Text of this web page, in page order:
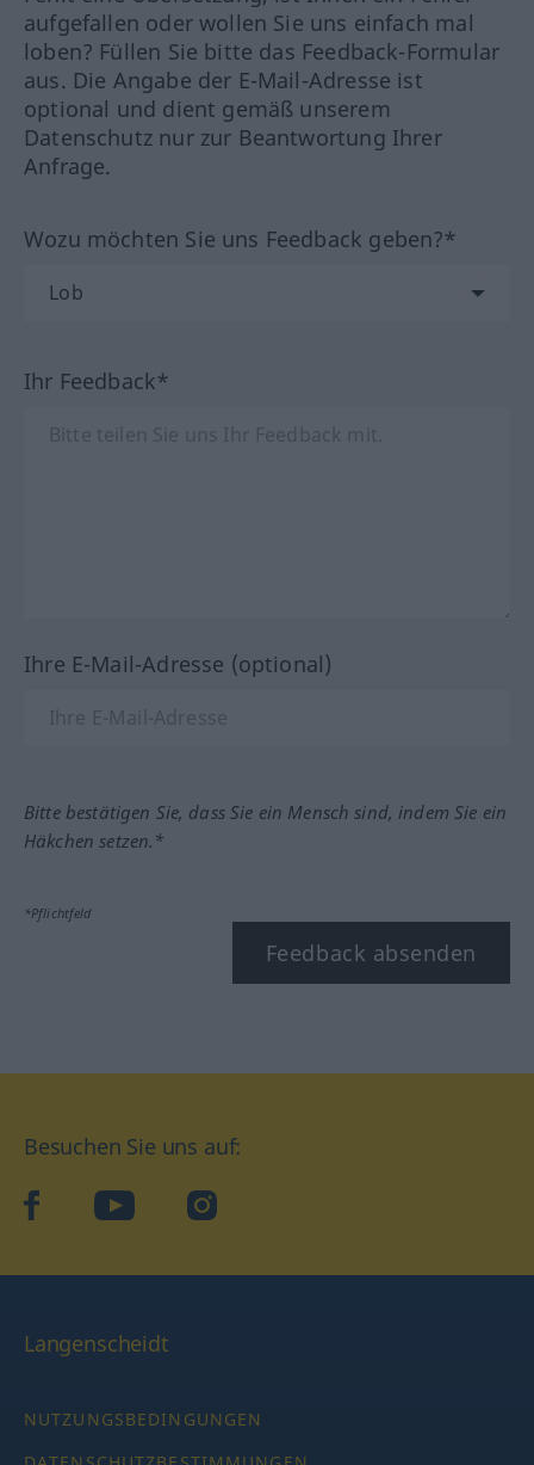
aufgefallen oder wollen Sie uns einfach mal
loben? Füllen Sie bitte das Feedback-Formular
aus. Die Angabe der E-Mail-Adresse ist
optional und dient gemäß unserem
Datenschutz nur zur Beantwortung Ihrer
Anfrage.
Wozu möchten Sie uns Feedback geben?*
Ihr Feedback*
Ihre E-Mail-Adresse (optional)
Bitte bestätigen Sie, dass Sie ein Mensch sind, indem Sie ein
Häkchen setzen.*
*Pflichtfeld
Feedback absenden
Besuchen Sie uns auf:
facebookYouTube Instagram
Langenscheidt
NUTZUNGSBEDINGUNGEN